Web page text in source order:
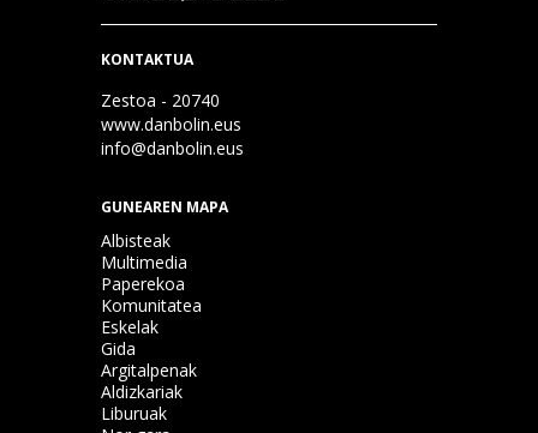
KONTAKTUA
Zestoa - 20740
www.danbolin.eus
info@danbolin.eus
GUNEAREN MAPA
Albisteak
Multimedia
Paperekoa
Komunitatea
Eskelak
Gida
Argitalpenak
Aldizkariak
Liburuak